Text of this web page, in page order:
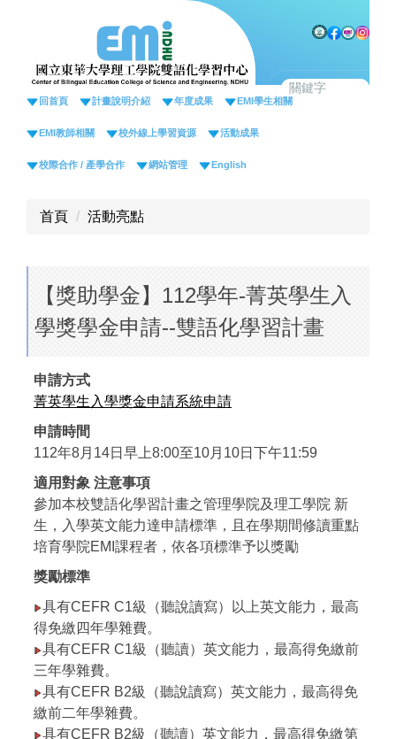
回首頁 計畫說明介紹 年度成果 EMI學生相關
EMI教師相關 校外線上學習資源 活動成果
校際合作 / 產學合作 網站管理 English
首頁 活動亮點
【獎助學金】112學年-菁英學生入
學獎學金申請--雙語化學習計畫
申請方式
菁英學生入學獎金申請系統申請
申請時間
112年8月14日早上8:00至10月10日下午11:59
適用對象 注意事項
參加本校雙語化學習計畫之管理學院及理工學院 新
生，入學英文能力達申請標準，且在學期間修讀重點
培育學院EMI課程者，依各項標準予以獎勵
獎勵標準
具有CEFR C1級（聽說讀寫）以上英文能力，最高
得免繳四年學雜費。
具有CEFR C1級（聽讀）英文能力，最高得免繳前
三年學雜費。
具有CEFR B2級（聽說讀寫）英文能力，最高得免
繳前二年學雜費。
具有CEFR B2級（聽讀）英文能力，最高得免繳第